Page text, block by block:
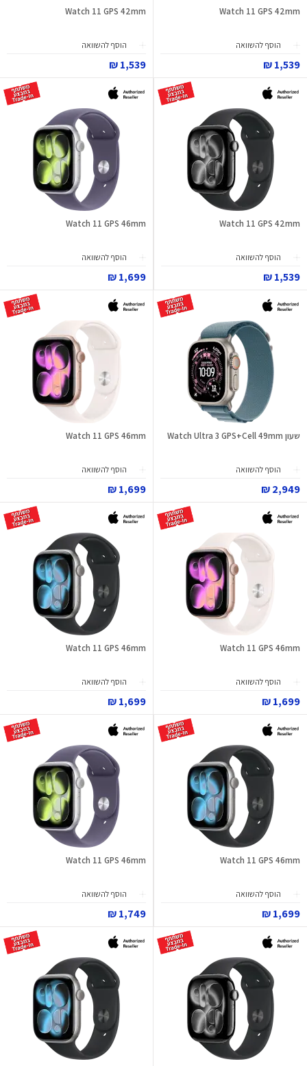
Watch 11 GPS 42mm
הוסף להשוואה
1,539 ₪
Watch 11 GPS 42mm
הוסף להשוואה
1,539 ₪
Watch 11 GPS 42mm
הוסף להשוואה
1,539 ₪
Watch 11 GPS 46mm
הוסף להשוואה
1,699 ₪
שעון Watch Ultra 3 GPS+Cell 49mm
הוסף להשוואה
2,949 ₪
Watch 11 GPS 46mm
הוסף להשוואה
1,699 ₪
Watch 11 GPS 46mm
הוסף להשוואה
1,699 ₪
Watch 11 GPS 46mm
הוסף להשוואה
1,699 ₪
Watch 11 GPS 46mm
הוסף להשוואה
1,699 ₪
Watch 11 GPS 46mm
הוסף להשוואה
1,749 ₪